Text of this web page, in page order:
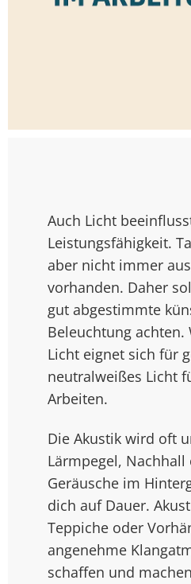
Auch Licht
Leistungsfähigkeit.
aber nicht immer
vorhanden. Daher
gut abgestimmte
Beleuchtung achten.
Licht eignet sich für
neutralweißes Licht
Arbeiten.
Die Akustik wird oft
Lärmpegel,
Geräusche im
dich auf Dauer.
Teppiche oder
angenehme
schaffen und